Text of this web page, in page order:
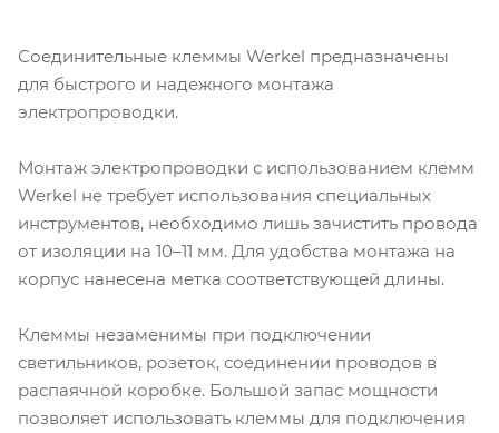
Соединительные клеммы Werkel предназначены
для быстрого и надежного монтажа
электропроводки.
Монтаж электропроводки с использованием клемм
Werkel не требует использования специальных
инструментов, необходимо лишь зачистить провода
от изоляции на 10–11 мм. Для удобства монтажа на
корпус нанесена метка соответствующей длины.
Клеммы незаменимы при подключении
светильников, розеток, соединении проводов в
распаячной коробке. Большой запас мощности
позволяет использовать клеммы для подключения